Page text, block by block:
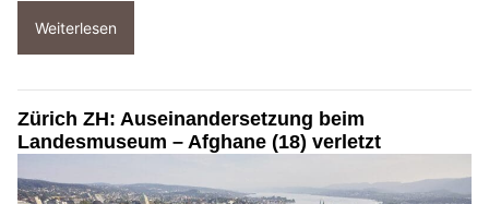
Weiterlesen
Zürich ZH: Auseinandersetzung beim
Landesmuseum – Afghane (18) verletzt